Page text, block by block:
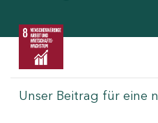
Unser Beitrag für eine